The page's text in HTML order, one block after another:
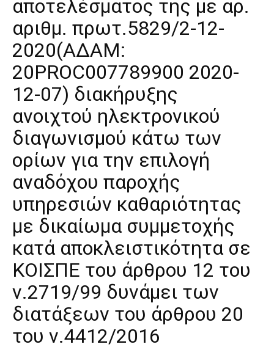
αποτελέσματος της με αρ.
αριθμ. πρωτ.5829/2-12-
2020(ΑΔΑΜ:
20PROC007789900 2020-
12-07) διακήρυξης
ανοιχτού ηλεκτρονικού
διαγωνισμού κάτω των
ορίων για την επιλογή
αναδόχου παροχής
υπηρεσιών καθαριότητας
με δικαίωμα συμμετοχής
κατά αποκλειστικότητα σε
ΚΟΙΣΠΕ του άρθρου 12 του
ν.2719/99 δυνάμει των
διατάξεων του άρθρου 20
του ν.4412/2016